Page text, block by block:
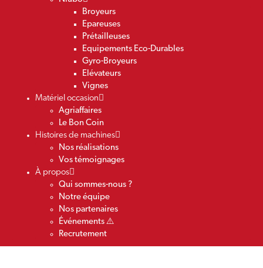
Broyeurs
Epareuses
Prétailleuses
Equipements Eco-Durables
Gyro-Broyeurs
Elévateurs
Vignes
Matériel occasion
Agriaffaires
Le Bon Coin
Histoires de machines
Nos réalisations
Vos témoignages
À propos
Qui sommes-nous ?
Notre équipe
Nos partenaires
Événements ⚠️
Recrutement